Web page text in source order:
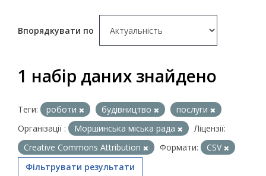
Впорядкувати по
1 набір даних знайдено
Теги: роботи будівництво
послуги
Організації :
Моршинська міська рада
Ліцензії:
Creative Commons Attribution
Формати:
CSV
Фільтрувати результати